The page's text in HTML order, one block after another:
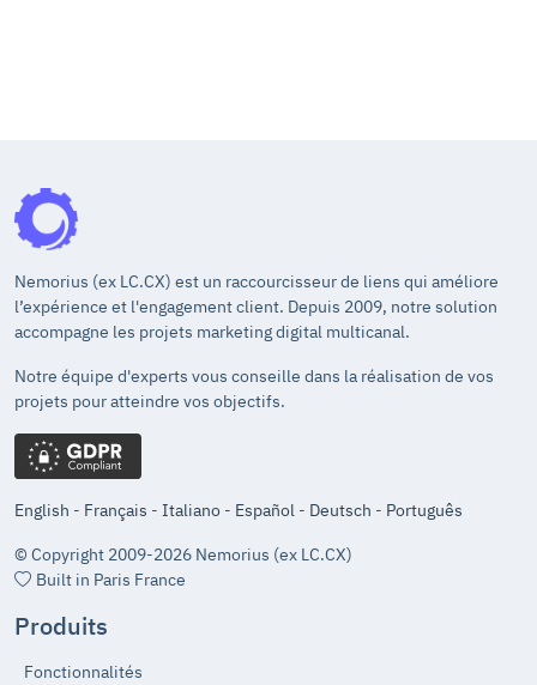
Nemorius (ex LC.CX) est un raccourcisseur de liens qui améliore
l’expérience et l'engagement client. Depuis 2009, notre solution
accompagne les projets marketing digital multicanal.
Notre équipe d'experts vous conseille dans la réalisation de vos
projets pour atteindre vos objectifs.
English - Français - Italiano - Español - Deutsch - Português
© Copyright 2009-2026 Nemorius (ex LC.CX)
Built in Paris France
Produits
Fonctionnalités